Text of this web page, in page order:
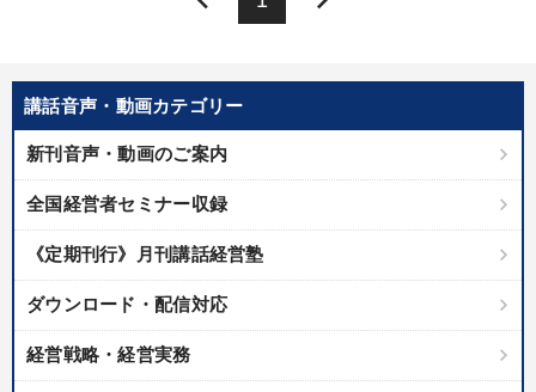
講話音声・動画カテゴリー
新刊音声・動画のご案内
全国経営者セミナー収録
《定期刊行》月刊講話経営塾
ダウンロード・配信対応
経営戦略・経営実務